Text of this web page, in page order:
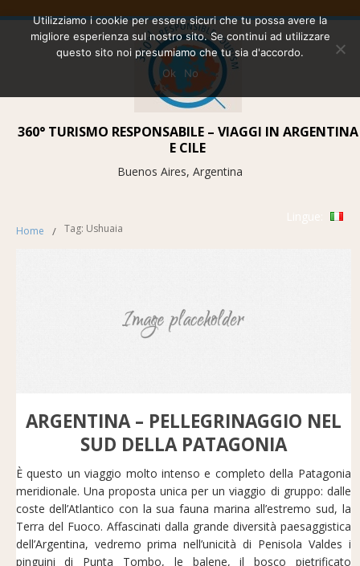
360° TURISMO RESPONSABILE – VIAGGI IN ARGENTINA
E CILE
Buenos Aires, Argentina
Home / Tag: Ushuaia
ARGENTINA – PELLEGRINAGGIO NEL
SUD DELLA PATAGONIA
È questo un viaggio molto intenso e completo della Patagonia
meridionale. Una proposta unica per un viaggio di gruppo: dalle
coste dell’Atlantico con la sua fauna marina all’estremo sud, la
Terra del Fuoco. Affascinati dalla grande diversità paesaggistica
dell’Argentina, vedremo prima nell’unicità di Penisola Valdes i
pinguini di Punta Tombo, le balene, il bosco pietrificato
Utilizziamo i cookie per essere sicuri che tu possa avere la
migliore esperienza sul nostro sito. Se continui ad utilizzare
questo sito noi presumiamo che tu sia d'accordo.
Ok
No